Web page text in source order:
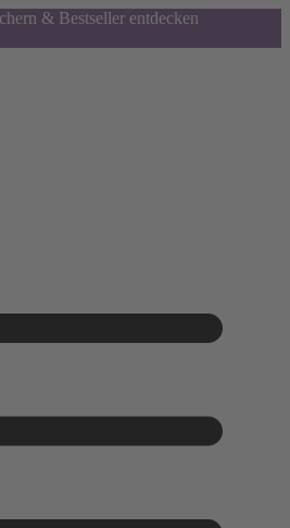
& Bestseller entdecken